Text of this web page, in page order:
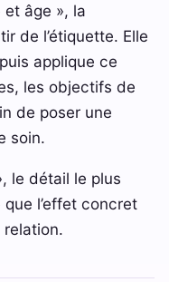
et âge », la
de l’étiquette. Elle
applique ce
les objectifs de
de poser une
soin.
le détail le plus
l’effet concret